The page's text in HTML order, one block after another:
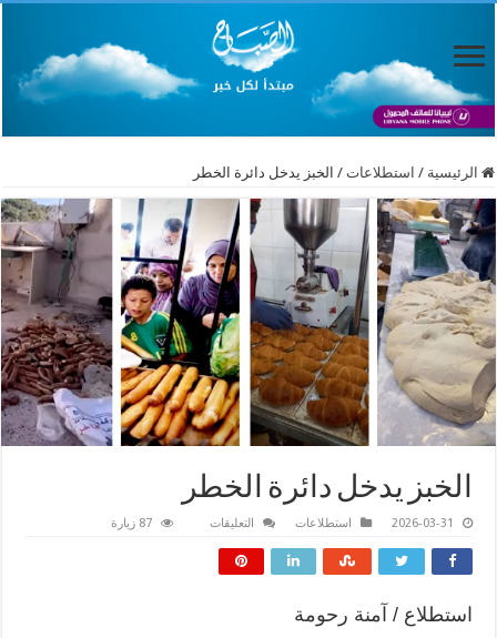
الرئيسية / استطلاعات / الخبز يدخل دائرة الخطر
الخبز يدخل دائرة الخطر
2026-03-31 استطلاعات التعليقات 87 زيارة
استطلاع / آمنة رحومة